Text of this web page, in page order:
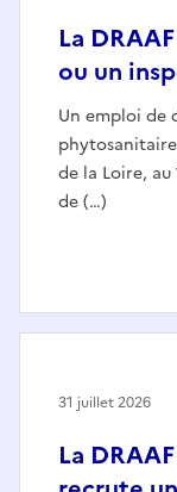
La
ou un
Un emploi de
phytosanitaire
de la Loire,
de (…)
La
31 juillet 2026